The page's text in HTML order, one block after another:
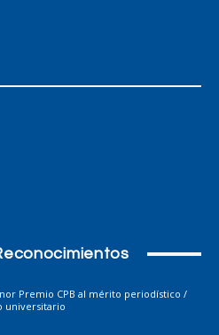
Premio CPB al mérito periodístico /
universitario